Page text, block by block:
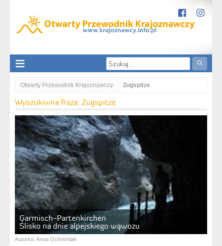
Otwarty Przewodnik Krajoznawczy Zugspitze
Wyszukiwna fraza: Zugspitze
Garmisch-Partenkirchen
Ślisko na dnie alpejskiego wąwozu
Autorka: Anna Ochremiak